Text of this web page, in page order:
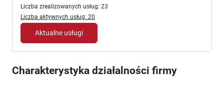
Liczba zrealizowanych usług: 23
Liczba aktywnych usług: 20
Aktualne usługi
Charakterystyka działalności firmy